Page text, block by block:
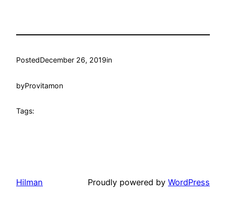
PostedDecember 26, 2019in
byProvitamon
Tags:
Hilman Proudly powered by WordPress